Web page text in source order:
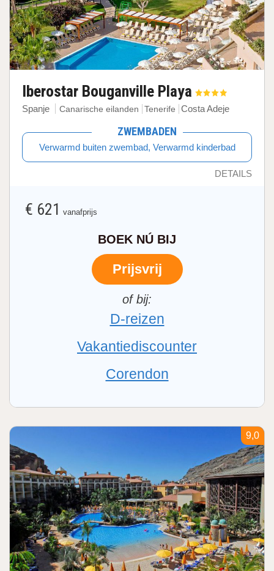
Iberostar Bouganville Playa
Spanje Canarische eilanden Tenerife Costa Adeje
ZWEMBADEN
Verwarmd buiten zwembad, Verwarmd kinderbad
DETAILS
€ 621 vanafprijs
BOEK NÚ BIJ
Prijsvrij
D-reizen
Vakantiediscounter
Corendon
9,0